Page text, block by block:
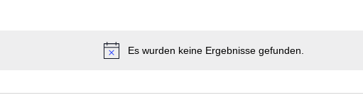
Es wurden keine Ergebnisse gefunden.